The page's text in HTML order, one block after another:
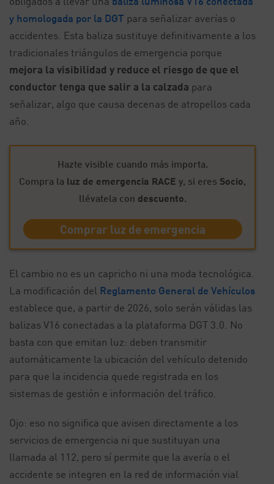
y homologada por la DGT para señalizar averías o
accidentes. Esta baliza sustituye definitivamente a los
tradicionales triángulos de emergencia porque
mejora la visibilidad y reduce el riesgo de que el
conductor tenga que salir a la calzada para
señalizar, algo que causa decenas de atropellos cada
año.
Hazte visible cuando más importa.
Compra la luz de emergencia RACE y, si eres Socio,
llévatela con descuento.
Comprar luz de emergencia
El cambio no es un capricho ni una moda tecnológica.
La modificación del Reglamento General de Vehículos
establece que, a partir de 2026, solo serán válidas las
balizas V16 conectadas a la plataforma DGT 3.0. No
basta con que emitan luz: deben transmitir
automáticamente la ubicación del vehículo detenido
para que la incidencia quede registrada en los
sistemas de gestión e información del tráfico.
Ojo: eso no significa que avisen directamente a los
servicios de emergencia ni que sustituyan una
llamada al 112, pero sí permite que la avería o el
accidente se integren en la red de información vial